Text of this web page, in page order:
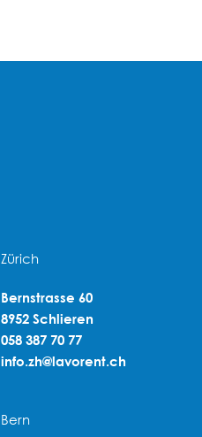
Zürich
Bernstrasse 60
8952 Schlieren
058 387 70 77
info.zh@lavorent.ch
Bern